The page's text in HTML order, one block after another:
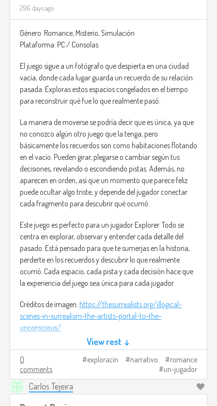
296 days ago
Género: Romance, Misterio, Simulación
Plataforma: PC / Consolas
El juego sigue a un fotógrafo que despierta en una ciudad
vacía, donde cada lugar guarda un recuerdo de su relación
pasada. Exploras estos espacios congelados en el tiempo
para reconstruir qué fue lo que realmente pasó.
La manera de moverse se podría decir que es única, ya que
no conozco algún otro juego que la tenga, pero
básicamente los recuerdos son como habitaciones flotando
en el vacío. Pueden girar, plegarse o cambiar según tus
decisiones, revelando o escondiendo pistas. Además, no
aparecen en orden, así que un momento que parece feliz
puede ocultar algo triste, y depende del jugador conectar
cada fragmento para descubrir qué ocurrió.
Este juego es perfecto para un jugador Explorer. Todo se
centra en explorar, observar y entender cada detalle del
pasado. Está pensado para que te sumerjas en la historia,
perderte en los recuerdos y descubrir lo que realmente
ocurrió. Cada espacio, cada pista y cada decisión hace que
la experiencia del juego sea única para cada jugador.
Créditos de imagen: https://thesurrealists.org/illogical-
scenes-in-surrealism-the-artists-portal-to-the-
unconscious/
View rest ↓
0
comments
exploracin narrativo
romance
un-jugador
Carlos Tejeira